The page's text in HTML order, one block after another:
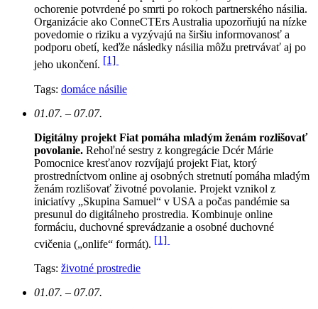
ochorenie potvrdené po smrti po rokoch partnerského násilia.
Organizácie ako ConneCTErs Australia upozorňujú na nízke
povedomie o riziku a vyzývajú na širšiu informovanosť a
podporu obetí, keďže následky násilia môžu pretrvávať aj po
jeho ukončení. [1]
Tags: domáce násilie
01.07. – 07.07.
Digitálny projekt Fiat pomáha mladým ženám rozlišovať
povolanie. Rehoľné sestry z kongregácie Dcér Márie
Pomocnice kresťanov rozvíjajú projekt Fiat, ktorý
prostredníctvom online aj osobných stretnutí pomáha mladým
ženám rozlišovať životné povolanie. Projekt vznikol z
iniciatívy „Skupina Samuel“ v USA a počas pandémie sa
presunul do digitálneho prostredia. Kombinuje online
formáciu, duchovné sprevádzanie a osobné duchovné
cvičenia („onlife“ formát). [1]
Tags: životné prostredie
01.07. – 07.07.